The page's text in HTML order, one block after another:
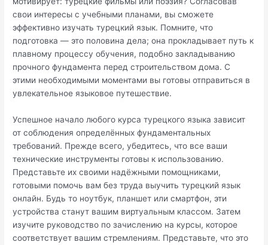
свои интересы с учебными планами, вы сможете
эффективно изучать турецкий язык. Помните, что
подготовка — это половина дела; она прокладывает путь к
плавному процессу обучения, подобно закладыванию
прочного фундамента перед строительством дома. С
этими необходимыми моментами вы готовы отправиться в
увлекательное языковое путешествие.
Успешное начало любого курса турецкого языка зависит
от соблюдения определённых фундаментальных
требований. Прежде всего, убедитесь, что все ваши
технические инструменты готовы к использованию.
Представьте их своими надёжными помощниками,
готовыми помочь вам без труда выучить турецкий язык
онлайн. Будь то ноутбук, планшет или смартфон, эти
устройства станут вашим виртуальным классом. Затем
изучите руководство по зачислению на курсы, которое
соответствует вашим стремлениям. Представьте, что это